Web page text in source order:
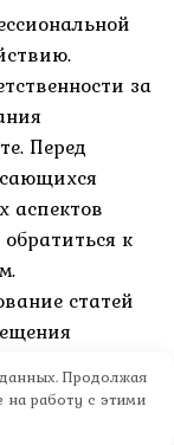
за
Перед
аспектов
к
статей
Продолжая
на работу с этими